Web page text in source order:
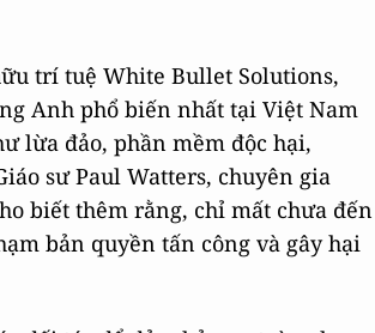
trí tuệ White Bullet Solutions,
Anh phổ biến nhất tại Việt Nam
lừa đảo, phần mềm độc hại,
sư Paul Watters, chuyên gia
biết thêm rằng, chỉ mất chưa đến
bản quyền tấn công và gây hại